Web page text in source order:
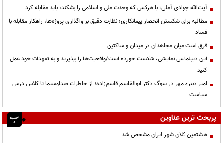
آیت‌الله جوادی آملی: با هرکس که وحدت ملی و اسلامی را بشکند، باید مقابله کرد
مطالبه برای شکستن انحصار پیمانکاری؛ نظارت دقیق بر واگذاری پروژه‌ها، راهکار مقابله با
فساد
فرق است میان مجاهدان در میدان و ساکتین
این دیپلماسی نمایشی، شکست خورده است/واقعیت‌ها را بپذیرید و به تعهدات خود عمل
کنید
امیر دبیری‌مهر در سوگ دکتر ابوالقاسم قاسم‌زاده؛ از خاطرات صداوسیما تا کلاس درس
سیاست
پربحث ترین عناوین
هشتمین کلان شهر ایران مشخص شد